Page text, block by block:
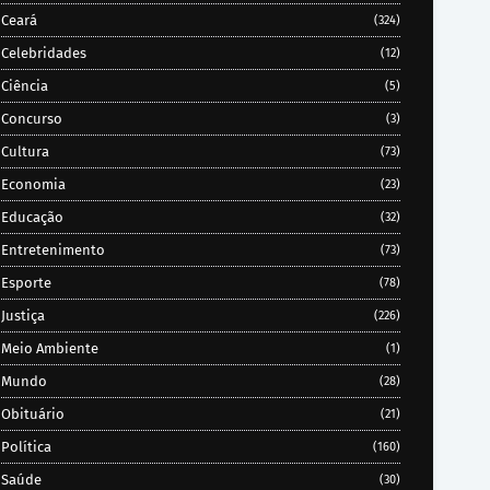
Ceará (324)
Celebridades (12)
Ciência (5)
Concurso (3)
Cultura (73)
Economia (23)
Educação (32)
Entretenimento (73)
Esporte (78)
Justiça (226)
Meio Ambiente (1)
Mundo (28)
Obituário (21)
Política (160)
Saúde (30)